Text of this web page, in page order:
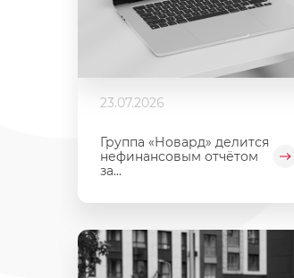
23.07.2026
Группа «Новард» делится
нефинансовым отчётом
за...